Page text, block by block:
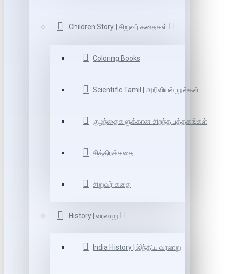
Children Story | சிறுவர் கதைகள்
Coloring Books
Scientific Tamil | அறிவியல் நூல்கள்
குழந்தைகளுக்கான சிறந்த புத்தகங்கள்
சித்திரக்கதை
சிறுவர் கதை
History | வரலாறு
India History | இந்திய வரலாறு